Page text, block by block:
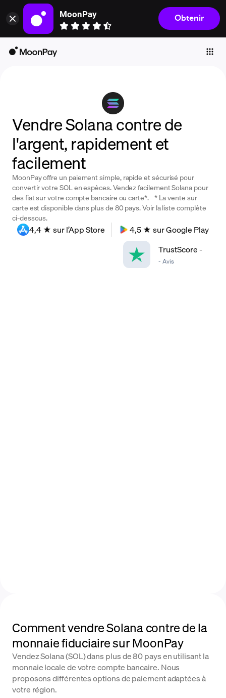
MoonPay
Obtenir
Individuals
Company
Crypto Prices
Learn
Support
Language
Vendre Solana contre de
l'argent, rapidement et
facilement
MoonPay offre un paiement simple, rapide et sécurisé pour
convertir votre SOL en espèces. Vendez facilement Solana pour
des fiat sur votre compte bancaire ou carte*. * La vente sur
carte est disponible dans plus de 80 pays. Voir la liste complète
ci-dessous.
4,4 ★ sur l’App Store
4,5 ★ sur Google Play
TrustScore-
- Avis
Comment vendre Solana contre de la
monnaie fiduciaire sur MoonPay
Vendez Solana (SOL) dans plus de 80 pays en utilisant la
monnaie locale de votre compte bancaire. Nous
proposons différentes options de paiement adaptées à
votre région.